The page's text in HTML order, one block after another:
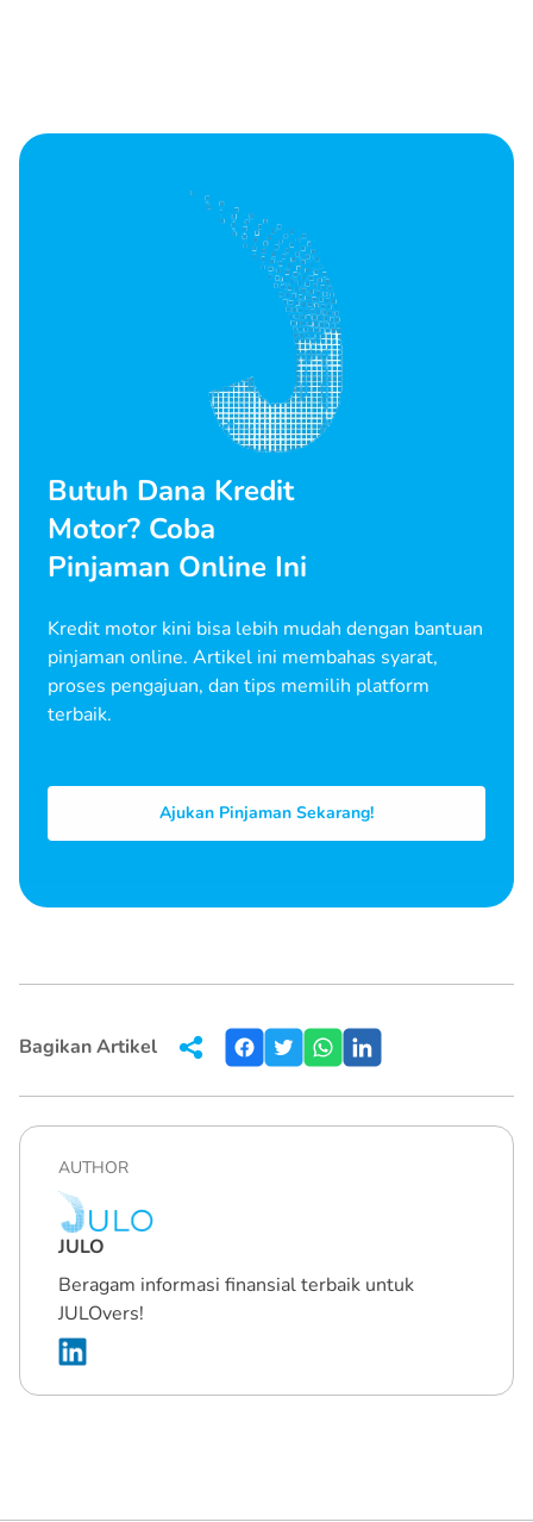
Butuh Dana Kredit
Motor? Coba
Pinjaman Online Ini
Kredit motor kini bisa lebih mudah dengan bantuan
pinjaman online. Artikel ini membahas syarat,
proses pengajuan, dan tips memilih platform
terbaik.
Ajukan Pinjaman Sekarang!
Bagikan Artikel
AUTHOR
JULO
Beragam informasi finansial terbaik untuk
JULOvers!